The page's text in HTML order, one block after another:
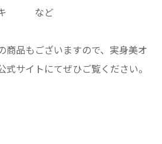
ーキ など
商品もございますので、実身美オ
式サイトにてぜひご覧ください。